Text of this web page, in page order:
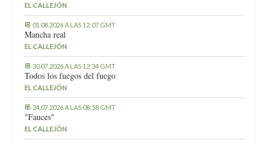
EL CALLEJÓN
01.08.2026 A LAS 12:07 GMT
Mancha real
EL CALLEJÓN
30.07.2026 A LAS 12:34 GMT
Todos los fuegos del fuego
EL CALLEJÓN
24.07.2026 A LAS 08:58 GMT
"Fauces"
EL CALLEJÓN